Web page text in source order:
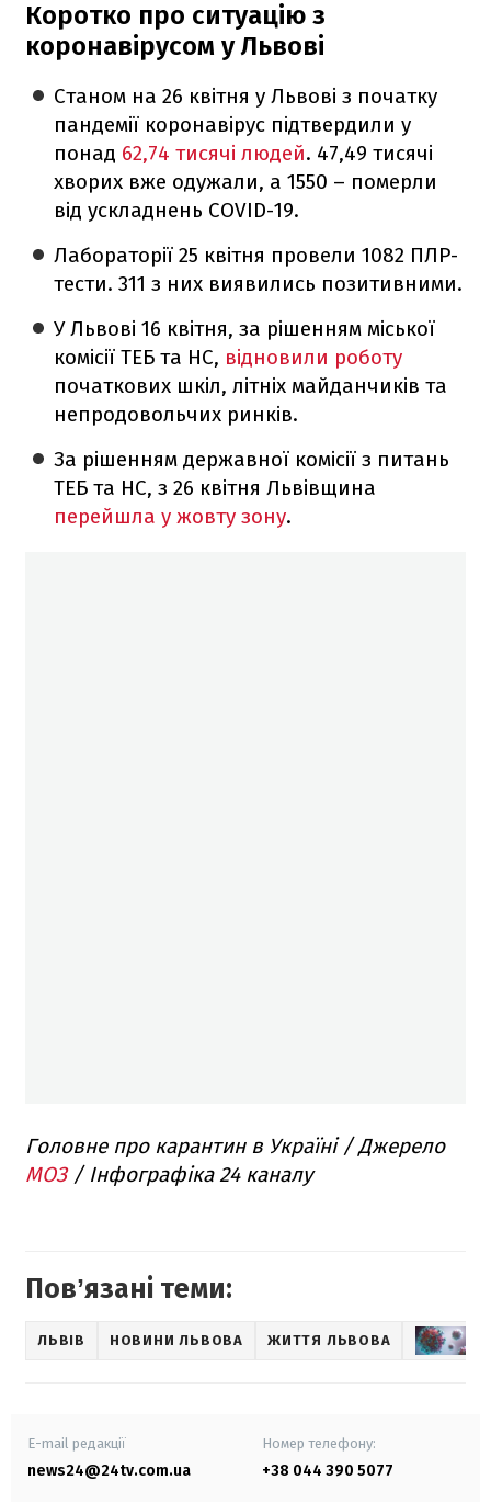
Коротко про ситуацію з
коронавірусом у Львові
Станом на 26 квітня у Львові з початку
пандемії коронавірус підтвердили у
понад 62,74 тисячі людей. 47,49 тисячі
хворих вже одужали, а 1550 – померли
від ускладнень COVID-19.
Лабораторії 25 квітня провели 1082 ПЛР-
тести. 311 з них виявились позитивними.
У Львові 16 квітня, за рішенням міської
комісії ТЕБ та НС, відновили роботу
початкових шкіл, літніх майданчиків та
непродовольчих ринків.
За рішенням державної комісії з питань
ТЕБ та НС, з 26 квітня Львівщина
перейшла у жовту зону.
Головне про карантин в Україні / Джерело
МОЗ/ Інфографіка 24 каналу
Повʼязані теми:
ЛЬВІВ НОВИНИ ЛЬВОВА ЖИТТЯ ЛЬВОВА
E-mail редакції
news24@24tv.com.ua
Номер телефону:
+38 044 390 5077